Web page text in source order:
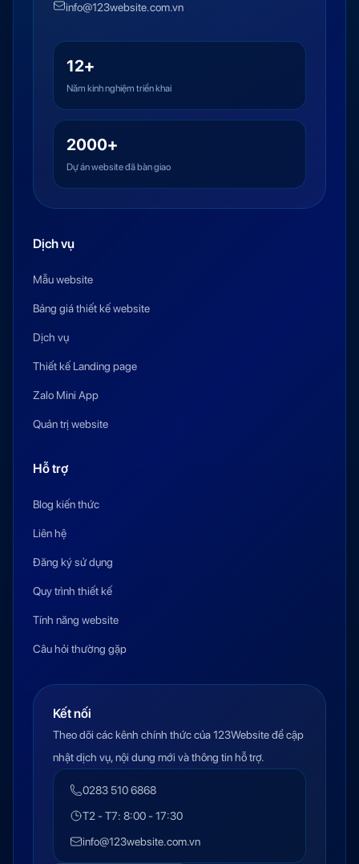
info@123website.com.vn
12+
Năm kinh nghiệm triển khai
2000+
Dự án website đã bàn giao
Dịch vụ
Mẫu website
Bảng giá thiết kế website
Dịch vụ
Thiết kế Landing page
Zalo Mini App
Quản trị website
Hỗ trợ
Blog kiến thức
Liên hệ
Đăng ký sử dụng
Quy trình thiết kế
Tính năng website
Câu hỏi thường gặp
Kết nối
Theo dõi các kênh chính thức của 123Website để cập
nhật dịch vụ, nội dung mới và thông tin hỗ trợ.
0283 510 6868
T2 - T7: 8:00 - 17:30
info@123website.com.vn